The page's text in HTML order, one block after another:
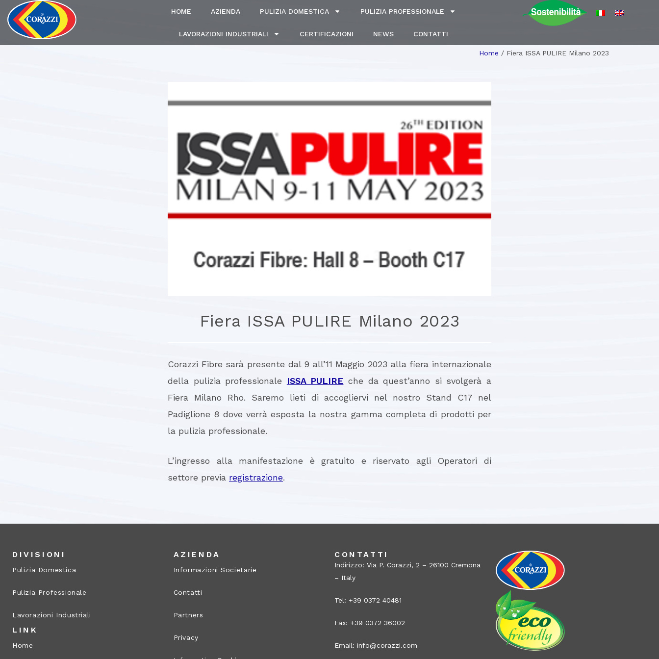
HOME AZIENDA PULIZIA DOMESTICA PULIZIA PROFESSIONALE
LAVORAZIONI INDUSTRIALI CERTIFICAZIONI NEWS CONTATTI
Home / Fiera ISSA PULIRE Milano 2023
Fiera ISSA PULIRE Milano 2023
Corazzi Fibre sarà presente dal 9 all’11 Maggio 2023 alla fiera internazionale
della pulizia professionale
ISSA PULIRE che da quest’anno si svolgerà a
Fiera Milano Rho. Saremo lieti di accogliervi nel nostro Stand C17 nel
Padiglione 8 dove verrà esposta la nostra gamma completa di prodotti per
la pulizia professionale.
L’ingresso alla manifestazione è gratuito e riservato agli Operatori di
settore previa registrazione.
DIVISIONI
Pulizia Domestica
Pulizia Professionale
Lavorazioni Industriali
LINK
Home
AZIENDA
Informazioni Societarie
Contatti
Partners
Privacy
CONTATTI
Indirizzo: Via P. Corazzi, 2 – 26100 Cremona
– Italy
Tel: +39 0372 40481
Fax: +39 0372 36002
Email: info@corazzi.com